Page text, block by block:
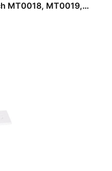
MT0018, MT0019,